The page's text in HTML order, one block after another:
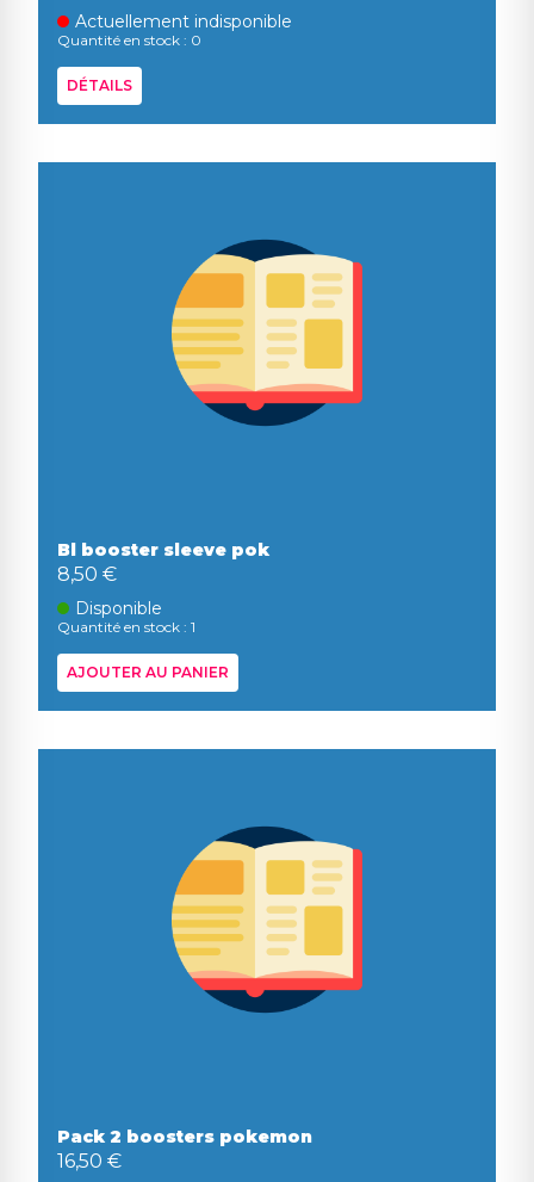
Actuellement indisponible
Quantité en stock : 0
DÉTAILS
Bl booster sleeve pok
8,50 €
Disponible
Quantité en stock : 1
AJOUTER AU PANIER
Pack 2 boosters pokemon
16,50 €